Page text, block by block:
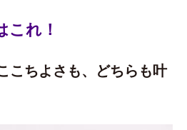
れ！
こちよさも、どちらも叶